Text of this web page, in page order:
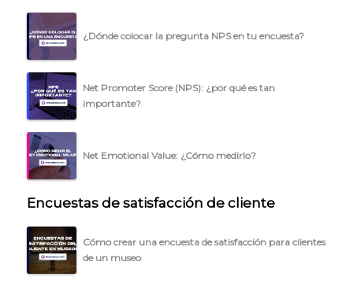
PLANTILLAS
PRECIOS
BLOG
ACCEDER →
¿Dónde colocar la pregunta NPS en tu encuesta?
Net Promoter Score (NPS): ¿por qué es tan
importante?
Net Emotional Value: ¿Cómo medirlo?
Encuestas de satisfacción de cliente
Cómo crear una encuesta de satisfacción para clientes
de un museo